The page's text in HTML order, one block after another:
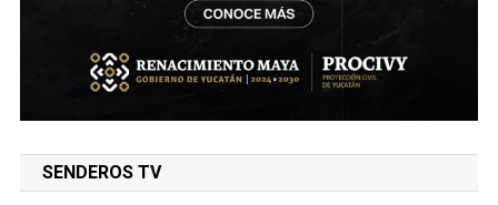
SENDEROS TV